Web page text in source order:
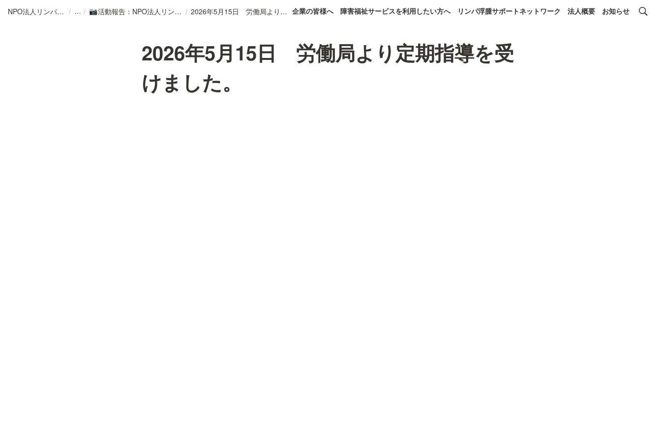
NPO法人リンパカフェ / / 📷 活動報告：NPO法人リンパカフェ / 2026年5月15日 労働局より定期指導を受けました。 企業の皆様へ 障害福祉サービスを利用したい方へ リンパ浮腫サポートネットワーク 法人概要 お知らせ
2026年5月15日 労働局より定期指導を受
けました。